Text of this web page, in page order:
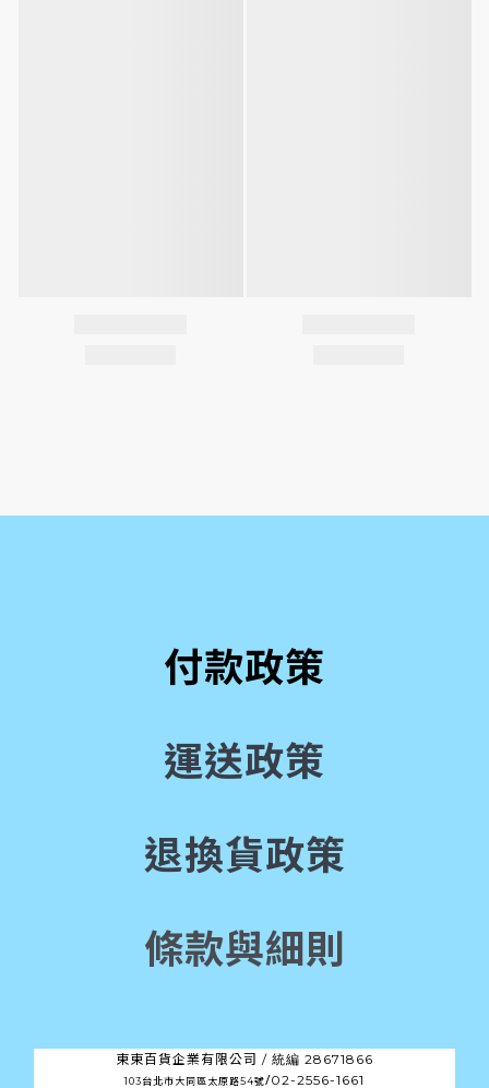
付款政策
運送政策
退換貨政策
條款與細則
東東百貨企業有限公司 / 統編 28671866
103台北市大同區太原路54號/02-2556-1661